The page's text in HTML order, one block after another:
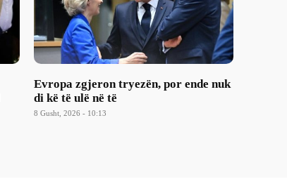
Evropa zgjeron tryezën, por ende nuk
di kë të ulë në të
8 Gusht, 2026 - 10:13